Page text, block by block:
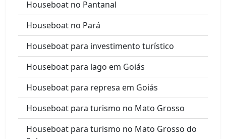
Houseboat no Pantanal
Houseboat no Pará
Houseboat para investimento turístico
Houseboat para lago em Goiás
Houseboat para represa em Goiás
Houseboat para turismo no Mato Grosso
Houseboat para turismo no Mato Grosso do